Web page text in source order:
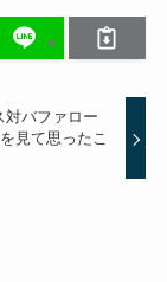
対バファロー
見て思ったこ